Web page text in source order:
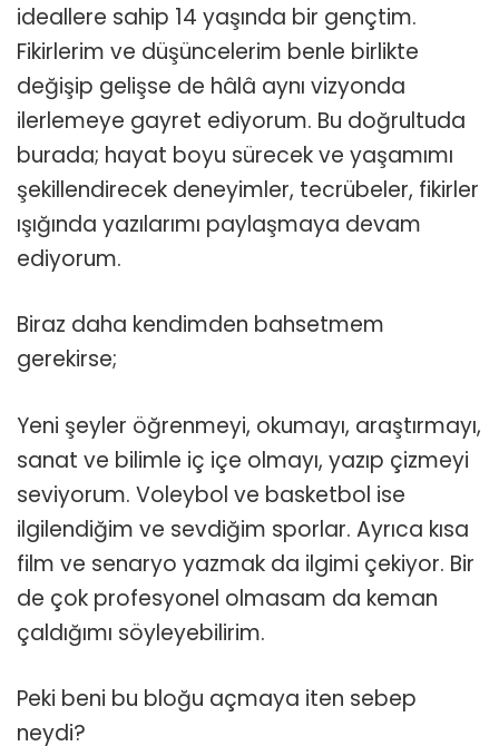
ideallere sahip 14 yaşında bir gençtim.
Fikirlerim ve düşüncelerim benle birlikte
değişip gelişse de hâlâ aynı vizyonda
ilerlemeye gayret ediyorum. Bu doğrultuda
burada; hayat boyu sürecek ve yaşamımı
şekillendirecek deneyimler, tecrübeler, fikirler
ışığında yazılarımı paylaşmaya devam
ediyorum.
Biraz daha kendimden bahsetmem
gerekirse;
Yeni şeyler öğrenmeyi, okumayı, araştırmayı,
sanat ve bilimle iç içe olmayı, yazıp çizmeyi
seviyorum. Voleybol ve basketbol ise
ilgilendiğim ve sevdiğim sporlar. Ayrıca kısa
film ve senaryo yazmak da ilgimi çekiyor. Bir
de çok profesyonel olmasam da keman
çaldığımı söyleyebilirim.
Peki beni bu bloğu açmaya iten sebep
neydi?